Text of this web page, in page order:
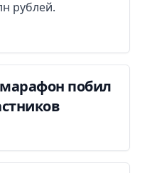
рублей.
побил